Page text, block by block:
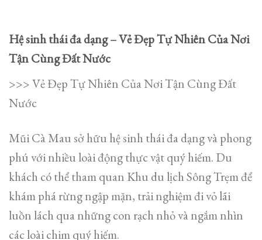
Hệ sinh thái đa dạng – Vẻ Đẹp Tự Nhiên Của Nơi
Tận Cùng Đất Nước
>>> Vẻ Đẹp Tự Nhiên Của Nơi Tận Cùng Đất
Nước
Mũi Cà Mau sở hữu hệ sinh thái đa dạng và phong
phú với nhiều loài động thực vật quý hiếm. Du
khách có thể tham quan Khu du lịch Sông Trẹm để
khám phá rừng ngập mặn, trải nghiệm đi vỏ lãi
luồn lách qua những con rạch nhỏ và ngắm nhìn
các loài chim quý hiếm.